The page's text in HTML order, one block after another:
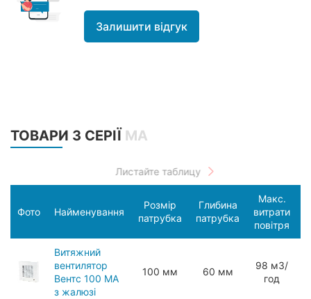
Залишити відгук
ТОВАРИ З СЕРІЇ МА
Фото Найменування
Розмір
патрубка
Глибина
патрубка
Макс.
витрати
повітря
Витяжний
вентилятор
Вентс 100 МА
з жалюзі
100 мм 60 мм
98 мЗ/
год